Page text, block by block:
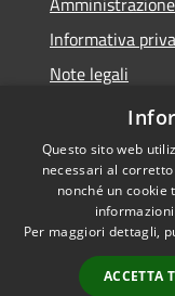
Informativa
Note legali
Dichiarazione di
Accessibilità
Questo sito web
necessari al
nonché un
Per maggiori dettagli,
ACCETTA